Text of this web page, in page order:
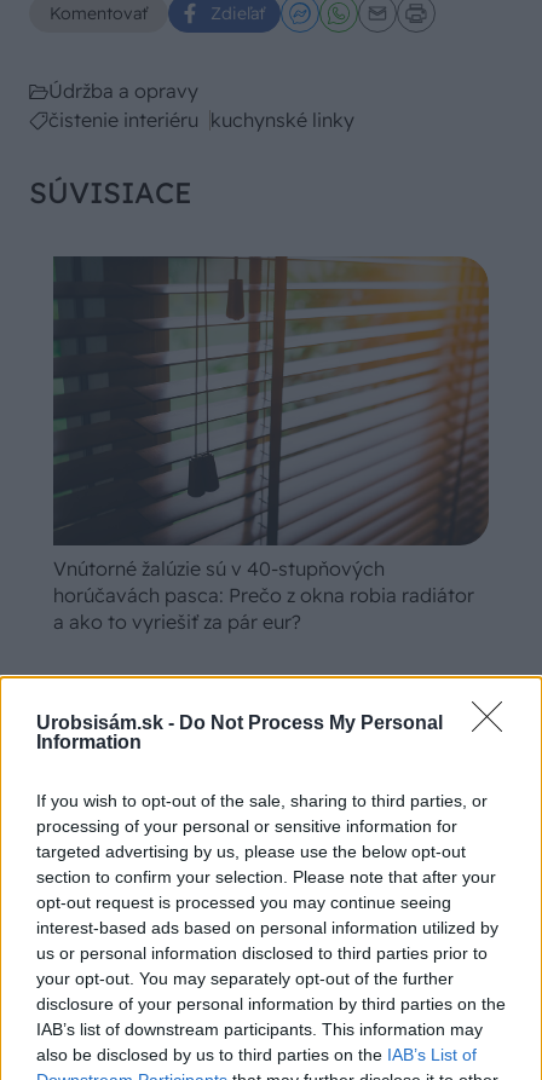
Urobsisám.sk - Do Not Process My Personal
Information
If you wish to opt-out of the sale, sharing to third parties, or
processing of your personal or sensitive information for
targeted advertising by us, please use the below opt-out
section to confirm your selection. Please note that after your
opt-out request is processed you may continue seeing
interest-based ads based on personal information utilized by
us or personal information disclosed to third parties prior to
your opt-out. You may separately opt-out of the further
disclosure of your personal information by third parties on the
IAB’s list of downstream participants. This information may
also be disclosed by us to third parties on the IAB’s List of
Komentovať Zdieľať
Údržba a opravy
čistenie interiéru kuchynské linky
SÚVISIACE
Vnútorné žalúzie sú v 40-stupňových
horúčavách pasca: Prečo z okna robia radiátor
a ako to vyriešiť za pár eur?
Chystáte sa zatepľovať alebo meniť kotol?
Návod, ako v nových dotačných výzvach
neprísť o tisíce eur